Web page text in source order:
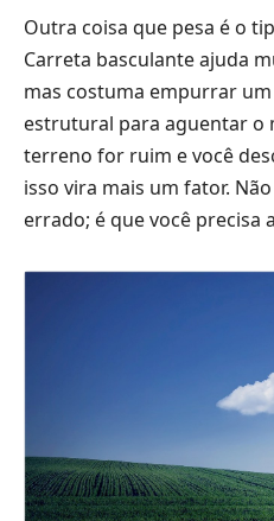
Outra coisa que pesa é o
Carreta basculante ajuda
mas costuma empurrar
estrutural para aguentar o
terreno for ruim e você
isso vira mais um fator.
errado; é que você precisa